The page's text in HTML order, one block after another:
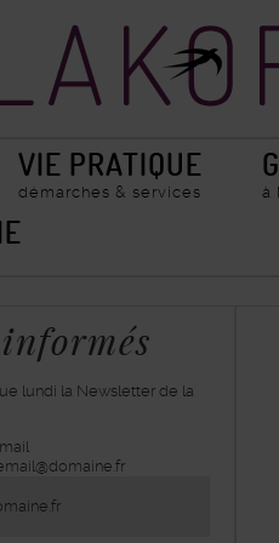
VIE PRATIQUE
démarches & services à
lundi la Newsletter de la